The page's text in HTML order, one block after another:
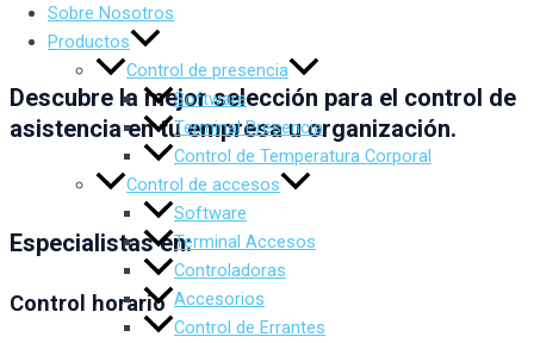
Sobre Nosotros
Productos
Control de presencia
Software
Terminal Presencia
Control de Temperatura Corporal
Control de accesos
Software
Terminal Accesos
Controladoras
Accesorios
Control de Errantes
Descubre la mejor selección para el control de
asistencia en tu empresa u organización.
Especialistas en:
Control horario